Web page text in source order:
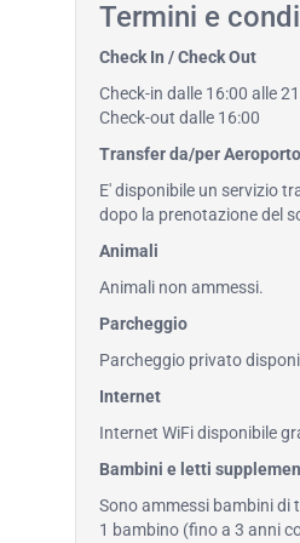
Termini e
Check In / Check Out
Check-in dalle 16:00 alle
Check-out dalle 16:00
Transfer da/per Aeroporto
E' disponibile un servizio
dopo la prenotazione del
Animali
Animali non ammessi.
Parcheggio
Parcheggio privato
Internet
Internet WiFi disponibile
Bambini e letti
Sono ammessi bambini di
1 bambino (fino a 3 anni